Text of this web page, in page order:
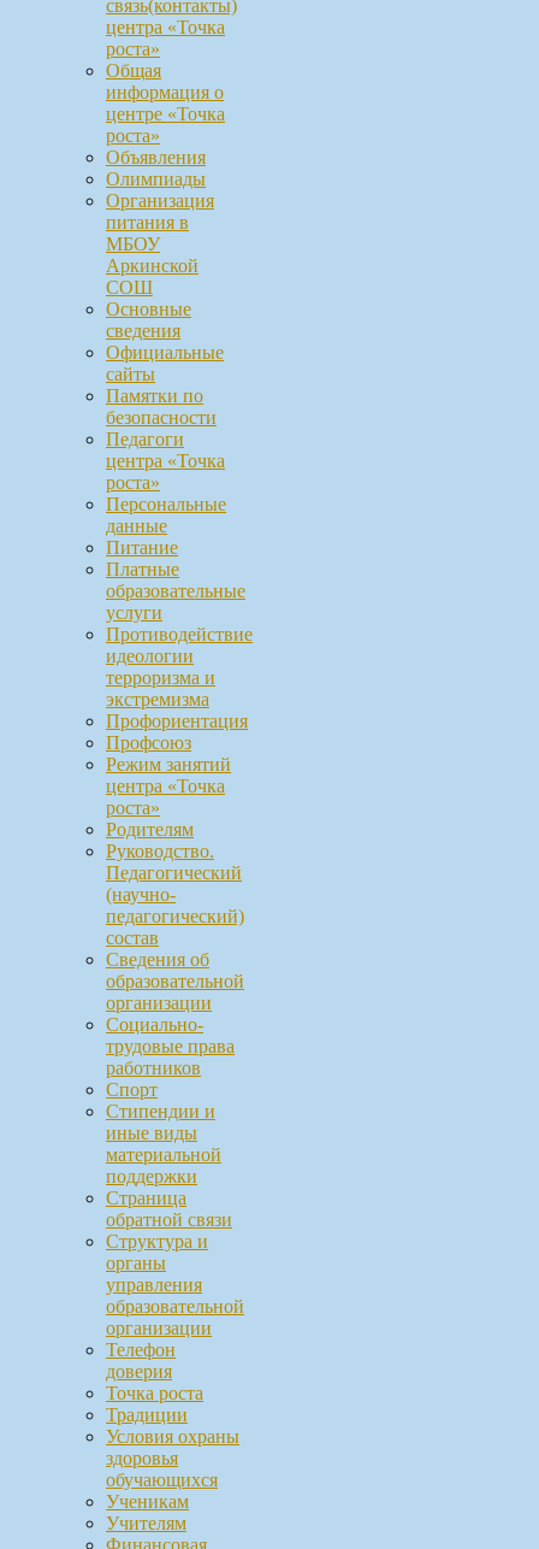
связь(контакты)
центра «Точка
роста»
Общая
информация о
центре «Точка
роста»
Объявления
Олимпиады
Организация
питания в
МБОУ
Аркинской
СОШ
Основные
сведения
Официальные
сайты
Памятки по
безопасности
Педагоги
центра «Точка
роста»
Персональные
данные
Питание
Платные
образовательные
услуги
Противодействие
идеологии
терроризма и
экстремизма
Профориентация
Профсоюз
Режим занятий
центра «Точка
роста»
Родителям
Руководство.
Педагогический
(научно-
педагогический)
состав
Сведения об
образовательной
организации
Социально-
трудовые права
работников
Спорт
Стипендии и
иные виды
материальной
поддержки
Страница
обратной связи
Структура и
органы
управления
образовательной
организации
Телефон
доверия
Точка роста
Традиции
Условия охраны
здоровья
обучающихся
Ученикам
Учителям